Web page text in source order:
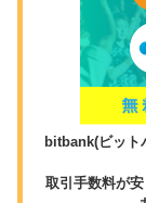
bitbank(ビット
取引手数料が